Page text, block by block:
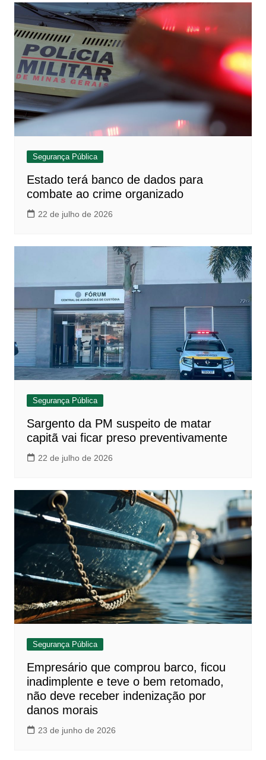
Segurança Pública
Estado terá banco de dados para
combate ao crime organizado
22 de julho de 2026
Segurança Pública
Sargento da PM suspeito de matar
capitã vai ficar preso preventivamente
22 de julho de 2026
Segurança Pública
Empresário que comprou barco, ficou
inadimplente e teve o bem retomado,
não deve receber indenização por
danos morais
23 de junho de 2026